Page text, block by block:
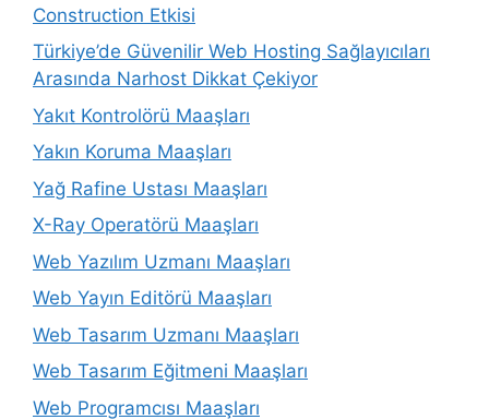
Construction Etkisi
Türkiye’de Güvenilir Web Hosting Sağlayıcıları
Arasında Narhost Dikkat Çekiyor
Yakıt Kontrolörü Maaşları
Yakın Koruma Maaşları
Yağ Rafine Ustası Maaşları
X-Ray Operatörü Maaşları
Web Yazılım Uzmanı Maaşları
Web Yayın Editörü Maaşları
Web Tasarım Uzmanı Maaşları
Web Tasarım Eğitmeni Maaşları
Web Programcısı Maaşları